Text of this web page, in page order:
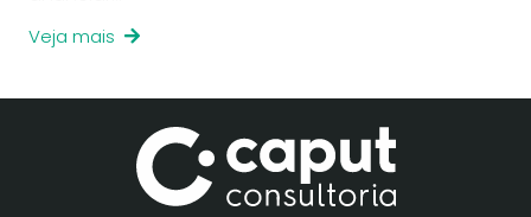
Veja mais